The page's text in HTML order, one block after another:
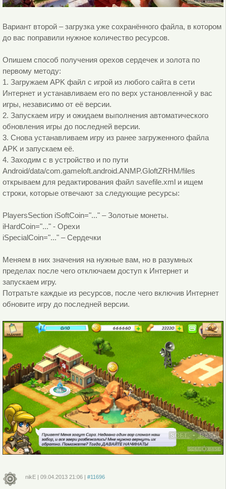
Вариант второй – загрузка уже сохранённого файла, в котором
до вас поправили нужное количество ресурсов.
Опишем способ получения орехов сердечек и золота по
первому методу:
1. Загружаем APK файл с игрой из любого сайта в сети
Интернет и устанавливаем его по верх установленной у вас
игры, независимо от её версии.
2. Запускаем игру и ожидаем выполнения автоматического
обновления игры до последней версии.
3. Снова устанавливаем игру из ранее загруженного файла
APK и запускаем её.
4. Заходим с в устройство и по пути
Android/data/com.gameloft.android.ANMP.GloftZRHM/files
открываем для редактирования файл savefile.xml и ищем
строки, которые отвечают за следующие ресурсы:
PlayersSection iSoftCoin="..."– Золотые монеты.
iHardCoin="..."- Орехи
iSpecialCoin="..."– Сердечки
Меняем в них значения на нужные вам, но в разумных
пределах после чего отключаем доступ к Интернет и
запускаем игру.
Потратьте каждые из ресурсов, после чего включив Интернет
обновите игру до последней версии.
nikE| 09.04.2013 21:06| #11696